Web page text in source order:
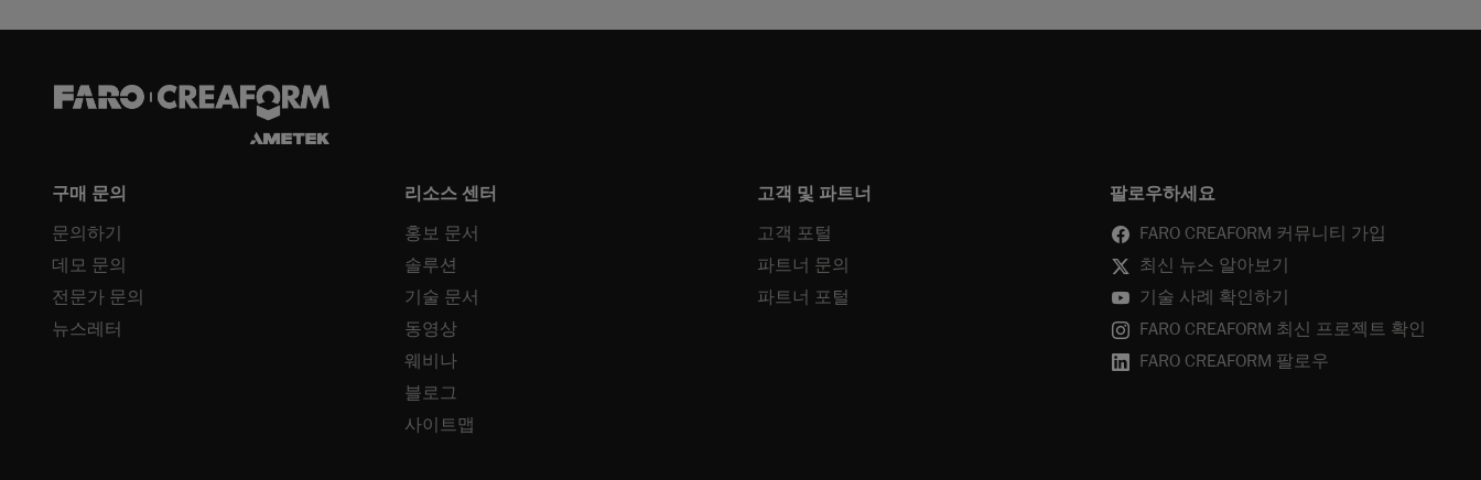
구매 문의
문의하기
데모 문의
전문가 문의
뉴스레터
리소스 센터
홍보 문서
솔루션
기술 문서
동영상
웨비나
블로그
사이트맵
고객 및 파트너
고객 포털
파트너 문의
파트너 포털
팔로우하세요
FARO CREAFORM 커뮤니티 가입
최신 뉴스 알아보기
기술 사례 확인하기
FARO CREAFORM 최신 프로젝트 확인
FARO CREAFORM 팔로우